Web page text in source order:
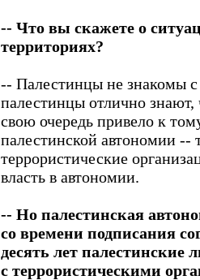
-- Что вы скажете о
территориях?
-- Палестинцы не знакомы
палестинцы отлично знают,
свою очередь привело к
палестинской автономии --
террористические
власть в автономии.
-- Но палестинская
со времени подписания
десять лет палестинские
с террористическими